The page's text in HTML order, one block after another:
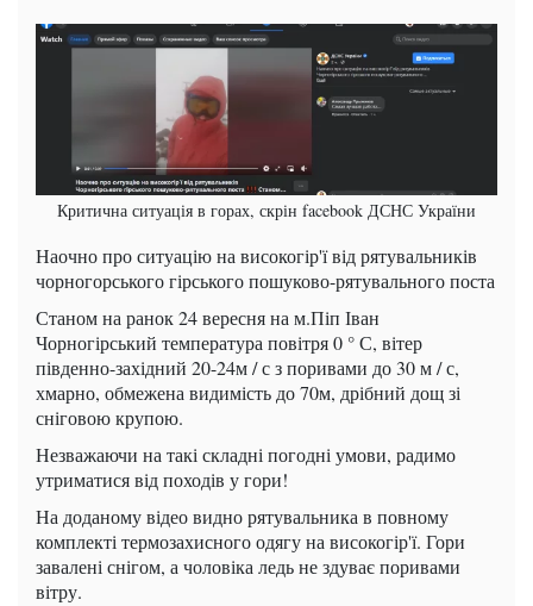
Критична ситуація в горах, скрін facebook ДСНС України
Наочно про ситуацію на високогір'ї від рятувальників
чорногорського гірського пошуково-рятувального поста
Станом на ранок 24 вересня на м.Піп Іван
Чорногірський температура повітря 0 ° С, вітер
південно-західний 20-24м / с з поривами до 30 м / с,
хмарно, обмежена видимість до 70м, дрібний дощ зі
сніговою крупою.
Незважаючи на такі складні погодні умови, радимо
утриматися від походів у гори!
На доданому відео видно рятувальника в повному
комплекті термозахисного одягу на високогір'ї. Гори
завалені снігом, а чоловіка ледь не здуває поривами
вітру.